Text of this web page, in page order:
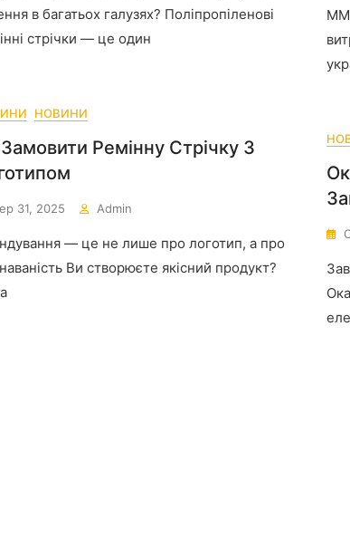
в багатьох галузях? Поліпропіленові
стрічки — це один
НОВИНИ
Ремінну Стрічку З
31, 2025 Admin
— це не лише про логотип, а про
Ви створюєте якісний продукт?